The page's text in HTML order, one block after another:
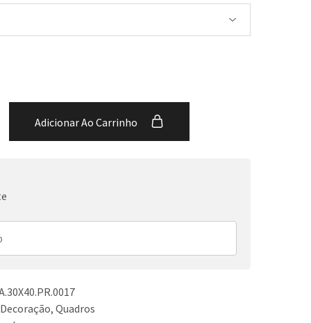
Adicionar Ao Carrinho
, Quadros